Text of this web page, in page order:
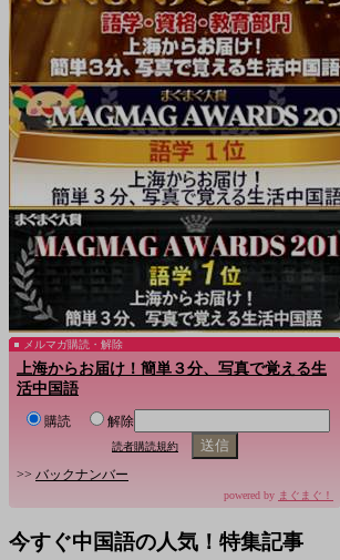
メルマガ購読・解除
上海からお届け！簡単３分、写真で覚える生
活中国語
購読 解除
読者購読規約
>> バックナンバー
powered by まぐまぐ！
今すぐ中国語の人気！特集記事